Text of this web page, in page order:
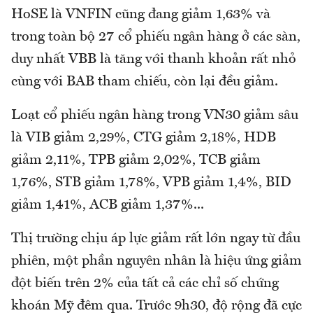
HoSE là VNFIN cũng đang giảm 1,63% và
trong toàn bộ 27 cổ phiếu ngân hàng ở các sàn,
duy nhất VBB là tăng với thanh khoản rất nhỏ
cùng với BAB tham chiếu, còn lại đều giảm.
Loạt cổ phiếu ngân hàng trong VN30 giảm sâu
là VIB giảm 2,29%, CTG giảm 2,18%, HDB
giảm 2,11%, TPB giảm 2,02%, TCB giảm
1,76%, STB giảm 1,78%, VPB giảm 1,4%, BID
giảm 1,41%, ACB giảm 1,37%...
Thị trường chịu áp lực giảm rất lớn ngay từ đầu
phiên, một phần nguyên nhân là hiệu ứng giảm
đột biến trên 2% của tất cả các chỉ số chứng
khoán Mỹ đêm qua. Trước 9h30, độ rộng đã cực